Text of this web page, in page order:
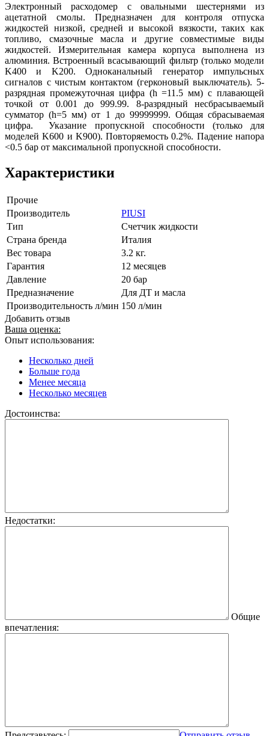
Электронный расходомер с овальными шестернями из
ацетатной смолы. Предназначен для контроля отпуска
жидкостей низкой, средней и высокой вязкости, таких как
топливо, смазочные масла и другие совместимые виды
жидкостей. Измерительная камера корпуса выполнена из
алюминия. Встроенный всасывающий фильтр (только модели
K400 и K200. Одноканальный генератор импульсных
сигналов с чистым контактом (герконовый выключатель). 5-
разрядная промежуточная цифра (h =11.5 мм) с плавающей
точкой от 0.001 до 999.99. 8-разрядный несбрасываемый
сумматор (h=5 мм) от 1 до 99999999. Общая сбрасываемая
цифра. Указание пропускной способности (только для
моделей K600 и K900). Повторяемость 0.2%. Падение напора
<0.5 бар от максимальной пропускной способности.
Характеристики
Прочие
Производитель
PIUSI
Тип
Счетчик жидкости
Страна бренда
Италия
Вес товара
3.2 кг.
Гарантия
12 месяцев
Давление
20 бар
Предназначение
Для ДТ и масла
Производительность л/мин 150 л/мин
Добавить отзыв
Ваша оценка:
Опыт использования:
Несколько дней
Больше года
Менее месяца
Несколько месяцев
Достоинства:
Недостатки:
Общие
впечатления: